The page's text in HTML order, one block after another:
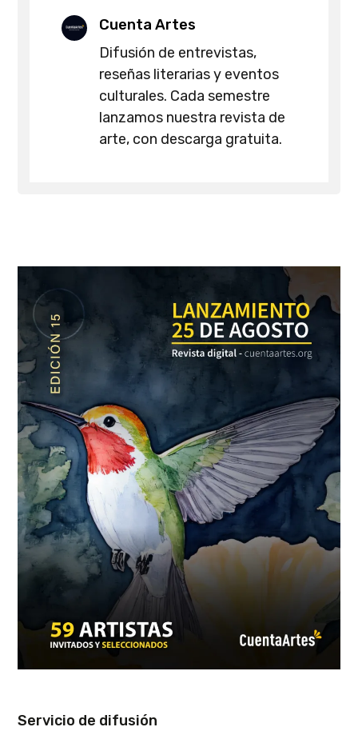
Cuenta Artes
Difusión de entrevistas,
reseñas literarias y eventos
culturales. Cada semestre
lanzamos nuestra revista de
arte, con descarga gratuita.
Servicio de difusión